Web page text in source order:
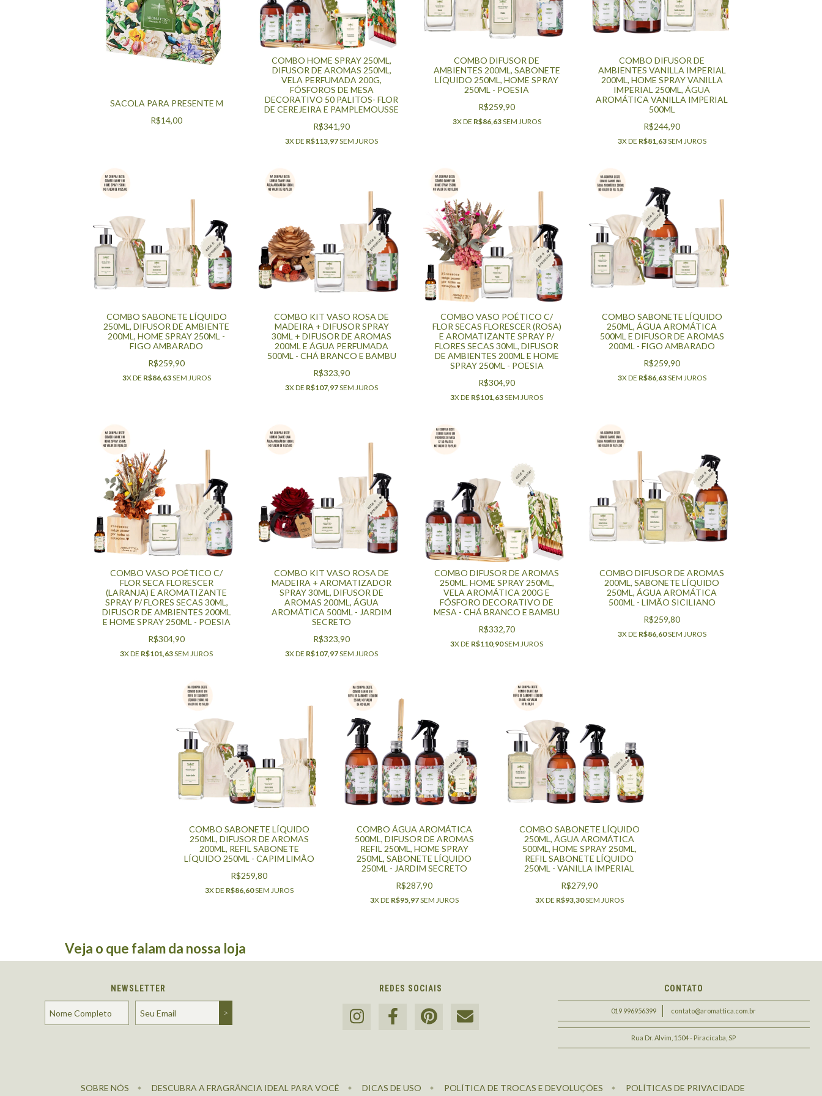
SACOLA PARA PRESENTE M
R$14,00
COMBO HOME SPRAY 250ML,
DIFUSOR DE AROMAS 250ML,
VELA PERFUMADA 200G,
FÓSFOROS DE MESA
DECORATIVO 50 PALITOS- FLOR
DE CEREJEIRA E PAMPLEMOUSSE
R$341,90
3X DE R$113,97SEM JUROS
COMBO DIFUSOR DE
AMBIENTES 200ML, SABONETE
LÍQUIDO 250ML, HOME SPRAY
250ML - POESIA
R$259,90
3X DE R$86,63SEM JUROS
COMBO DIFUSOR DE
AMBIENTES VANILLA IMPERIAL
200ML, HOME SPRAY VANILLA
IMPERIAL 250ML, ÁGUA
AROMÁTICA VANILLA IMPERIAL
500ML
R$244,90
3X DE R$81,63SEM JUROS
COMBO SABONETE LÍQUIDO
250ML, DIFUSOR DE AMBIENTE
200ML, HOME SPRAY 250ML -
FIGO AMBARADO
R$259,90
3X DE R$86,63SEM JUROS
COMBO KIT VASO ROSA DE
MADEIRA + DIFUSOR SPRAY
30ML + DIFUSOR DE AROMAS
200ML E ÁGUA PERFUMADA
500ML - CHÁ BRANCO E BAMBU
R$323,90
3X DE R$107,97SEM JUROS
COMBO VASO POÉTICO C/
FLOR SECAS FLORESCER (ROSA)
E AROMATIZANTE SPRAY P/
FLORES SECAS 30ML, DIFUSOR
DE AMBIENTES 200ML E HOME
SPRAY 250ML - POESIA
R$304,90
3X DE R$101,63SEM JUROS
COMBO SABONETE LÍQUIDO
250ML, ÁGUA AROMÁTICA
500ML E DIFUSOR DE AROMAS
200ML - FIGO AMBARADO
R$259,90
3X DE R$86,63SEM JUROS
COMBO VASO POÉTICO C/
FLOR SECA FLORESCER
(LARANJA) E AROMATIZANTE
SPRAY P/ FLORES SECAS 30ML,
DIFUSOR DE AMBIENTES 200ML
E HOME SPRAY 250ML - POESIA
R$304,90
3X DE R$101,63SEM JUROS
COMBO KIT VASO ROSA DE
MADEIRA + AROMATIZADOR
SPRAY 30ML, DIFUSOR DE
AROMAS 200ML, ÁGUA
AROMÁTICA 500ML - JARDIM
SECRETO
R$323,90
3X DE R$107,97SEM JUROS
COMBO DIFUSOR DE AROMAS
250ML. HOME SPRAY 250ML,
VELA AROMÁTICA 200G E
FÓSFORO DECORATIVO DE
MESA - CHÁ BRANCO E BAMBU
R$332,70
3X DE R$110,90SEM JUROS
COMBO DIFUSOR DE AROMAS
200ML, SABONETE LÍQUIDO
250ML, ÁGUA AROMÁTICA
500ML - LIMÃO SICILIANO
R$259,80
3X DE R$86,60SEM JUROS
COMBO SABONETE LÍQUIDO
250ML, DIFUSOR DE AROMAS
200ML, REFIL SABONETE
LÍQUIDO 250ML - CAPIM LIMÃO
R$259,80
3X DE R$86,60SEM JUROS
COMBO ÁGUA AROMÁTICA
500ML, DIFUSOR DE AROMAS
REFIL 250ML, HOME SPRAY
250ML, SABONETE LÍQUIDO
250ML - JARDIM SECRETO
R$287,90
3X DE R$95,97SEM JUROS
COMBO SABONETE LÍQUIDO
250ML, ÁGUA AROMÁTICA
500ML, HOME SPRAY 250ML,
REFIL SABONETE LÍQUIDO
250ML - VANILLA IMPERIAL
R$279,90
3X DE R$93,30SEM JUROS
Veja o que falam da nossa loja
NEWSLETTER REDES SOCIAIS CONTATO
019 996956399 contato@aromattica.com.br
Rua Dr. Alvim, 1504 - Piracicaba, SP
SOBRE NÓS DESCUBRA A FRAGRÂNCIA IDEAL PARA VOCÊ DICAS DE USO POLÍTICA DE TROCAS E DEVOLUÇÕES POLÍTICAS DE PRIVACIDADE